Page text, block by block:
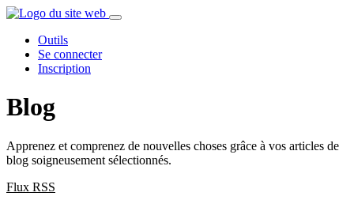
Outils
Se connecter
Inscription
Blog
Apprenez et comprenez de nouvelles choses grâce à vos articles de
blog soigneusement sélectionnés.
Flux RSS